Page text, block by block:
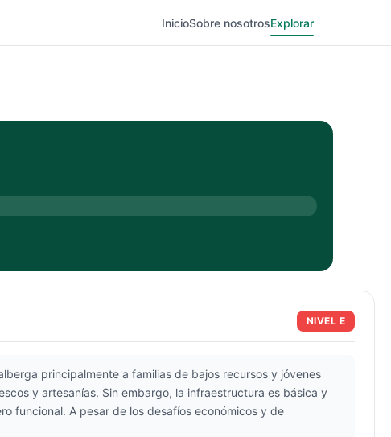
InicioSobre nosotrosExplorar
NIVEL E
principalmente a familias de bajos recursos y jóvenes
y artesanías. Sin embargo, la infraestructura es básica y
funcional. A pesar de los desafíos económicos y de